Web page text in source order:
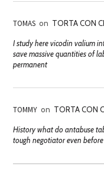
TOMAS on TORTA CON
I study here vicodin valium
save massive quantities of
permanent
TOMMY on TORTA CON
History what do antabuse
tough negotiator even